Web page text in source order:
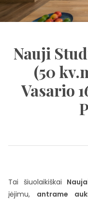
Nauji
(50
Vasario
Tai šiuolaikiškai
įėjimu, antrame